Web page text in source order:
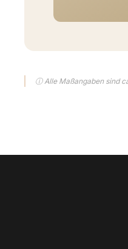
ⓘ Alle Maßangaben sind